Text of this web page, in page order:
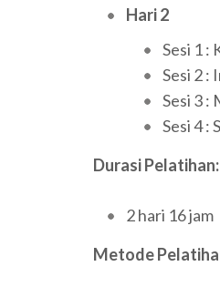
Hari 2
Sesi 1 :
Sesi 2 :
Sesi 3 :
Sesi 4 :
Durasi Pelatihan:
2 hari 16 jam
Metode